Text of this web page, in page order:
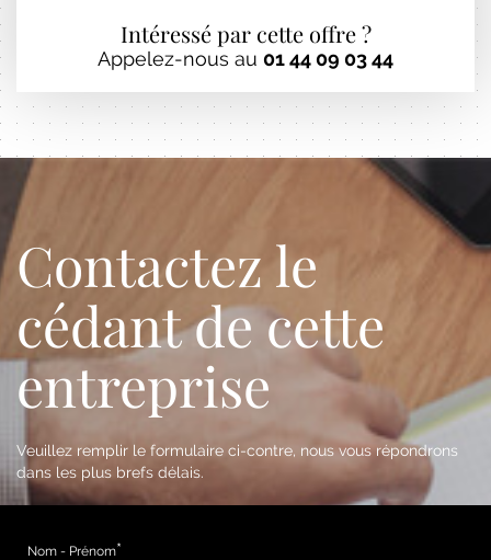
Intéressé par cette offre ?
Appelez-nous au 01 44 09 03 44
Contactez le
cédant de cette
entreprise
Veuillez remplir le formulaire ci-contre, nous vous répondrons
dans les plus brefs délais.
Nom - Prénom